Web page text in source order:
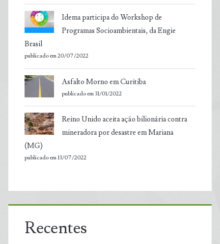
Idema participa do Workshop de
Programas Socioambientais, da Engie
Brasil
publicado em 20/07/2022
Asfalto Morno em Curitiba
publicado em 31/01/2022
Reino Unido aceita ação bilionária contra
mineradora por desastre em Mariana
(MG)
publicado em 13/07/2022
Recentes